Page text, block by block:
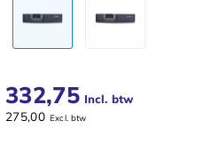
332,75 Incl. btw
275,00 Excl. btw